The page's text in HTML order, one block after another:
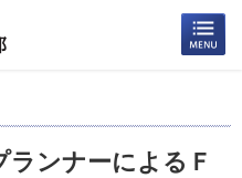
ンナーによるＦ